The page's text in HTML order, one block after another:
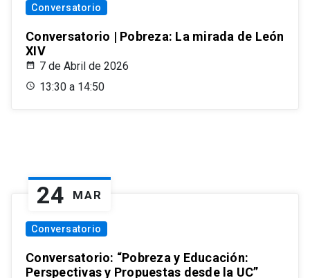
Conversatorio
Conversatorio | Pobreza: La mirada de León
XIV
7 de Abril de 2026
13:30 a 14:50
24 MAR
Conversatorio
Conversatorio: “Pobreza y Educación:
Perspectivas y Propuestas desde la UC”